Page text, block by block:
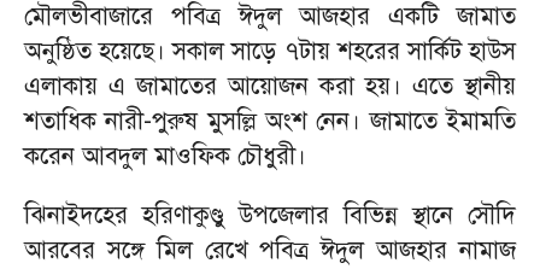
মৌলভীবাজারে পবিত্র ঈদুল আজহার একটি জামাত
অনুষ্ঠিত হয়েছে। সকাল সাড়ে ৭টায় শহরের সার্কিট হাউস
এলাকায় এ জামাতের আয়োজন করা হয়। এতে স্থানীয়
শতাধিক নারী-পুরুষ মুসল্লি অংশ নেন। জামাতে ইমামতি
করেন আবদুল মাওফিক চৌধুরী।
‎ঝিনাইদহের হরিণাকুণ্ডু উপজেলার বিভিন্ন স্থানে সৌদি
আরবের সঙ্গে মিল রেখে পবিত্র ঈদুল আজহার নামাজ